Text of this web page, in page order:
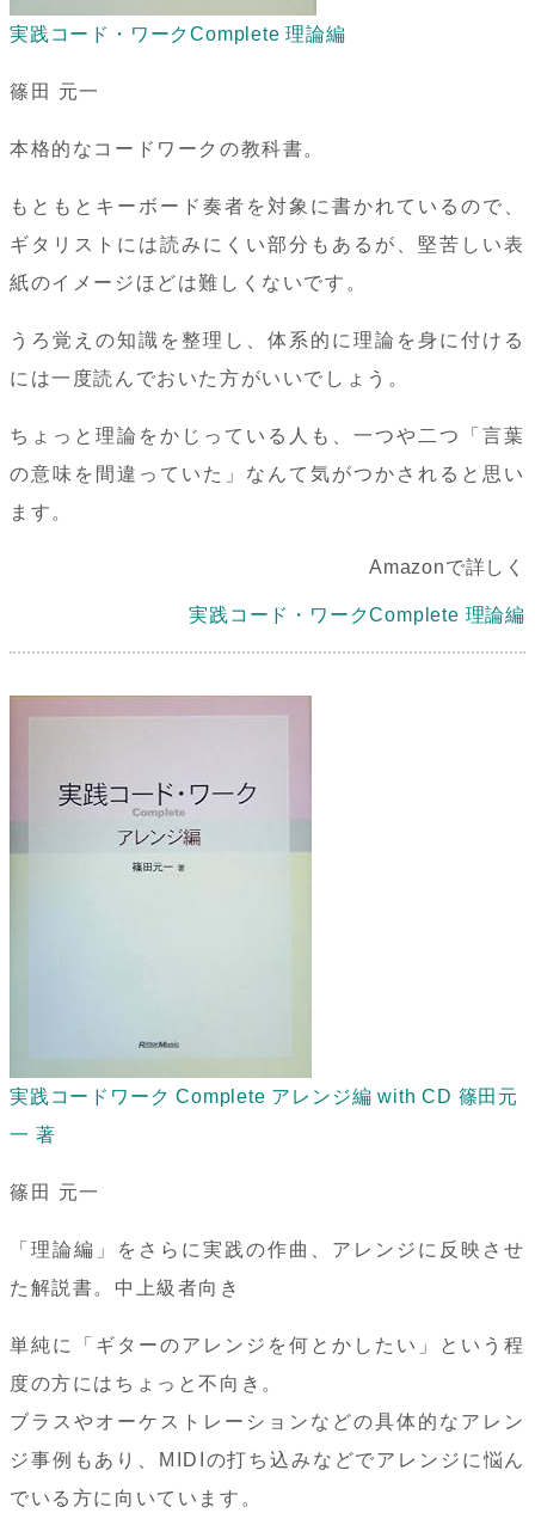
実践コード・ワークComplete 理論編
篠田 元一
本格的なコードワークの教科書。
もともとキーボード奏者を対象に書かれているので、
ギタリストには読みにくい部分もあるが、堅苦しい表
紙のイメージほどは難しくないです。
うろ覚えの知識を整理し、体系的に理論を身に付ける
には一度読んでおいた方がいいでしょう。
ちょっと理論をかじっている人も、一つや二つ「言葉
の意味を間違っていた」なんて気がつかされると思い
ます。
Amazonで詳しく
実践コード・ワークComplete 理論編
実践コードワーク Complete アレンジ編 with CD 篠田元
一 著
篠田 元一
「理論編」をさらに実践の作曲、アレンジに反映させ
た解説書。中上級者向き
単純に「ギターのアレンジを何とかしたい」という程
度の方にはちょっと不向き。
ブラスやオーケストレーションなどの具体的なアレン
ジ事例もあり、MIDIの打ち込みなどでアレンジに悩ん
でいる方に向いています。